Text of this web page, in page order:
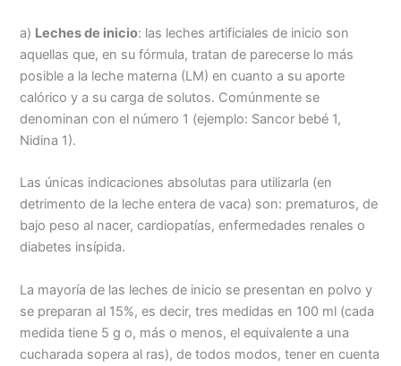
o
k
p
p
n
k
t
i
r
a) Leches de inicio: las leches artificiales de inicio son
aquellas que, en su fórmula, tratan de parecerse lo más
posible a la leche materna (LM) en cuanto a su aporte
calórico y a su carga de solutos. Comúnmente se
denominan con el número 1 (ejemplo: Sancor bebé 1,
Nidina 1).
Las únicas indicaciones absolutas para utilizarla (en
detrimento de la leche entera de vaca) son: prematuros, de
bajo peso al nacer, cardiopatías, enfermedades renales o
diabetes insípida.
La mayoría de las leches de inicio se presentan en polvo y
se preparan al 15%, es decir, tres medidas en 100 ml (cada
medida tiene 5 g o, más o menos, el equivalente a una
cucharada sopera al ras), de todos modos, tener en cuenta